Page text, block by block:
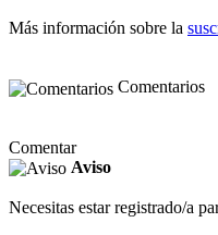
Más información sobre la
Comentarios
Comentar
Aviso
Necesitas estar registrado/a